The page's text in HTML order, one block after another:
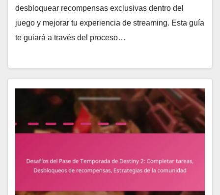
desbloquear recompensas exclusivas dentro del
juego y mejorar tu experiencia de streaming. Esta guía
te guiará a través del proceso…